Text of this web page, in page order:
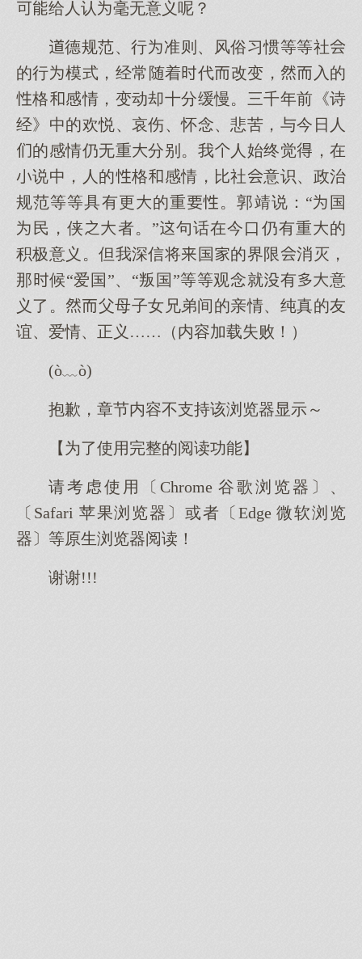
给人认毫无意义呢？
德规范、行准则、风俗习惯等等社
的行模式，经常随着代改变，入的
格感情，变动却十分缓慢。三千年前《诗
经》中的欢悦、哀伤、怀念、悲苦，与今日人
的感情仍无重分别。我人始终觉，在
说中，人的格感情，比社意识、政治
规范等等具有更的重。郭靖说：“国
民，侠者。”句话在今口仍有重的
积极意义。但我深信将国的界限消灭，
那候“爱国”、“叛国”等等观念就有意
义了。父母子女兄弟间的亲情、纯真的友
谊、爱情、正义……（内容加载失败！）
(ò﹏ò)
抱歉，章节内容不支持该浏览器显示～
【为了使用完整的阅读功能】
请考虑使用〔Chrome 谷歌浏览器〕、
〔Safari 苹果浏览器〕或者〔Edge 微软浏览
器〕等原生浏览器阅读！
谢谢!!!